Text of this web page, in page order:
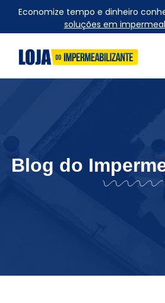
Economize tempo e dinheiro
soluções em
Blog do